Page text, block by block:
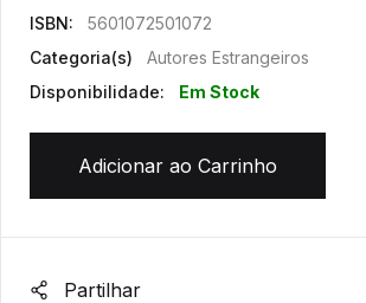
ISBN:
5601072501072
Categoria(s)
Autores Estrangeiros
Disponibilidade:
Em Stock
Adicionar ao Carrinho
Partilhar